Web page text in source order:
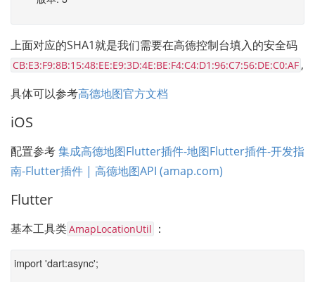
上面对应的SHA1就是我们需要在高德控制台填入的安全码
CB:E3:F9:8B:15:48:EE:E9:3D:4E:BE:F4:C4:D1:96:C7:56:DE:C0:AF ,
具体可以参考高德地图官方文档
iOS
配置参考 集成高德地图Flutter插件-地图Flutter插件-开发指
南-Flutter插件 | 高德地图API (amap.com)
Flutter
基本工具类AmapLocationUtil ：
import 'dart:async';